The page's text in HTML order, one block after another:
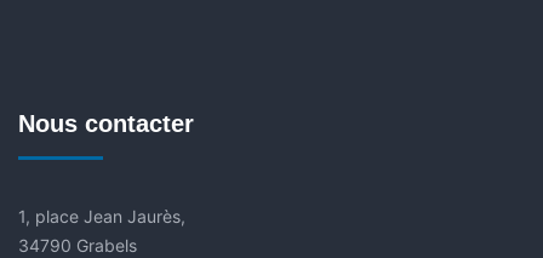
Nous contacter
1, place Jean Jaurès,
34790 Grabels